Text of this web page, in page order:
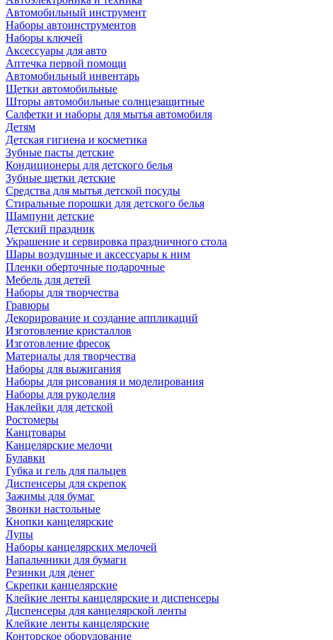
Автомобильный инструмент
Наборы автоинструментов
Наборы ключей
Аксессуары для авто
Аптечка первой помощи
Автомобильный инвентарь
Щетки автомобильные
Шторы автомобильные солнцезащитные
Салфетки и наборы для мытья автомобиля
Детям
Детская гигиена и косметика
Зубные пасты детские
Кондиционеры для детского белья
Зубные щетки детские
Средства для мытья детской посуды
Стиральные порошки для детского белья
Шампуни детские
Детский праздник
Украшение и сервировка праздничного стола
Шары воздушные и аксессуары к ним
Пленки оберточные подарочные
Мебель для детей
Наборы для творчества
Гравюры
Декорирование и создание аппликаций
Изготовление кристаллов
Изготовление фресок
Материалы для творчества
Наборы для выжигания
Наборы для рисования и моделирования
Наборы для рукоделия
Наклейки для детской
Ростомеры
Канцтовары
Канцелярские мелочи
Булавки
Губка и гель для пальцев
Диспенсеры для скрепок
Зажимы для бумаг
Звонки настольные
Кнопки канцелярские
Лупы
Наборы канцелярских мелочей
Напальчники для бумаги
Резинки для денег
Скрепки канцелярские
Клейкие ленты канцелярские и диспенсеры
Диспенсеры для канцелярской ленты
Клейкие ленты канцелярские
Конторское оборудование